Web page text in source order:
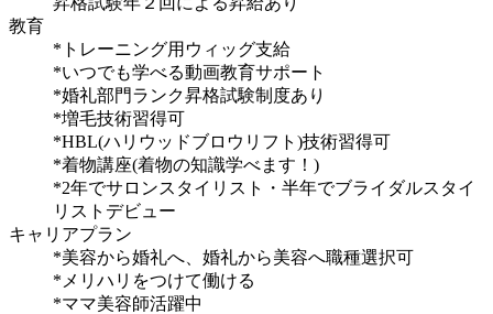
教育
*トレーニング用ウィッグ支給
*いつでも学べる動画教育サポート
*婚礼部門ランク昇格試験制度あり
*増毛技術習得可
*HBL(ハリウッドブロウリフト)技術習得可
*着物講座(着物の知識学べます！)
*2年でサロンスタイリスト・半年でブライダルスタイ
リストデビュー
キャリアプラン
*美容から婚礼へ、婚礼から美容へ職種選択可
*メリハリをつけて働ける
*ママ美容師活躍中